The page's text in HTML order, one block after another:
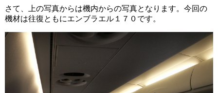
さて、上の写真からは機内からの写真となります。今回の
機材は往復ともにエンブラエル１７０です。